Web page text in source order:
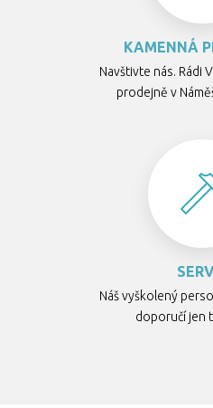
KAMENNÁ
Navštivte nás. Rádi
prodejně v
Náš vyškolený
doporučí jen